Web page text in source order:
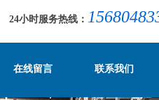
24小时服务热线：
在线留言 联系我们